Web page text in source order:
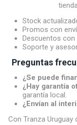
Stock
Promos con
Descuentos
Soporte y
Preguntas
¿Se puede
¿Hay garantía
garantía local.
¿Envían al
Con Tranza